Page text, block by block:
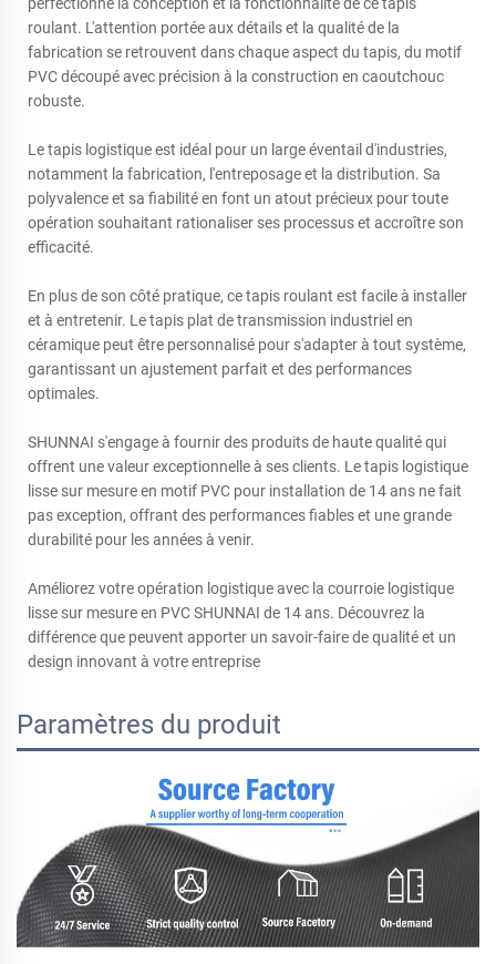
roulant. L'attention portée aux détails et la qualité de la
fabrication se retrouvent dans chaque aspect du tapis, du motif
PVC découpé avec précision à la construction en caoutchouc
robuste.
Le tapis logistique est idéal pour un large éventail d'industries,
notamment la fabrication, l'entreposage et la distribution. Sa
polyvalence et sa fiabilité en font un atout précieux pour toute
opération souhaitant rationaliser ses processus et accroître son
efficacité.
En plus de son côté pratique, ce tapis roulant est facile à installer
et à entretenir. Le tapis plat de transmission industriel en
céramique peut être personnalisé pour s'adapter à tout système,
garantissant un ajustement parfait et des performances
optimales.
SHUNNAI s'engage à fournir des produits de haute qualité qui
offrent une valeur exceptionnelle à ses clients. Le tapis logistique
lisse sur mesure en motif PVC pour installation de 14 ans ne fait
pas exception, offrant des performances fiables et une grande
durabilité pour les années à venir.
Améliorez votre opération logistique avec la courroie logistique
lisse sur mesure en PVC SHUNNAI de 14 ans. Découvrez la
différence que peuvent apporter un savoir-faire de qualité et un
design innovant à votre entreprise
Paramètres du produit